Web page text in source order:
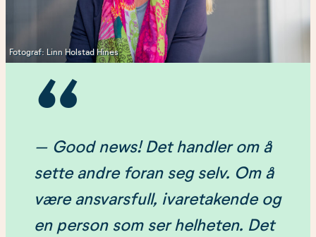
Fotograf: Linn Holstad Hines
– Good news! Det handler om å
sette andre foran seg selv. Om å
være ansvarsfull, ivaretakende og
en person som ser helheten. Det